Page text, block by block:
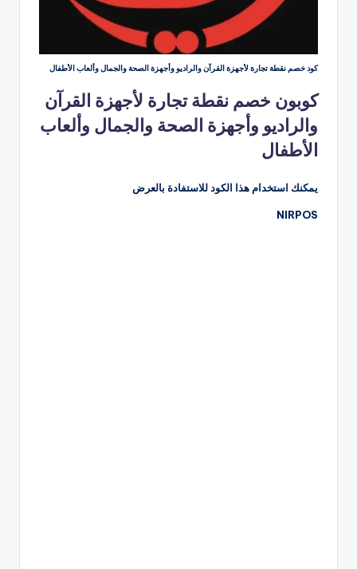
كود خصم نقطة تجارة لأجهزة القرآن والراديو وأجهزة الصحة والجمال وألعاب الأطفال
كوبون خصم نقطة تجارة لأجهزة القرآن
والراديو وأجهزة الصحة والجمال وألعاب
الأطفال
يمكنك استخدام هذا الكود للاستفادة بالعرض
NIRPOS